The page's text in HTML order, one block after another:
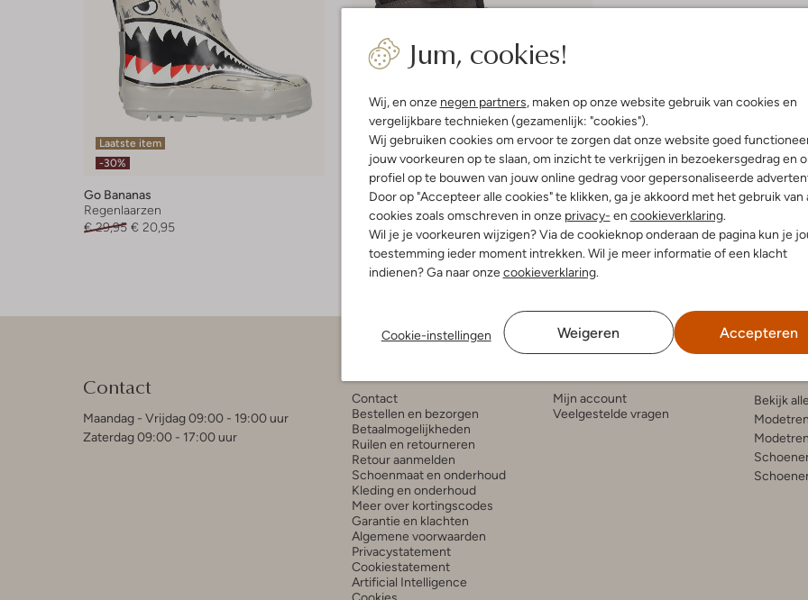
Jum, cookies!
Wij, en onze negen partners, maken op onze website gebruik van cookies en
vergelijkbare technieken (gezamenlijk: "cookies").
Wij gebruiken cookies om ervoor te zorgen dat onze website goed
jouw voorkeuren op te slaan, om inzicht te verkrijgen in bezoekersgedrag en
profiel op te bouwen van jouw online gedrag voor gepersonaliseerde
Door op "Accepteer alle cookies" te klikken, ga je akkoord met het gebruik van
cookies zoals omschreven in onze privacy- en cookieverklaring.
Wil je je voorkeuren wijzigen? Via de cookieknop onderaan de pagina kun je
toestemming ieder moment intrekken. Wil je meer informatie of een klacht
indienen? Ga naar onzecookieverklaring.
Cookie-instellingen Weigeren Accepteren
Laatste item
-30%
Go Bananas
Regenlaarzen
€ 29,95 € 20,95
Laatste item
Bisgaard
Laarzen
€ 119,99
Contact
Maandag - Vrijdag 09:00 - 19:00 uur
Zaterdag 09:00 - 17:00 uur
Contact
Bestellen en bezorgen
Betaalmogelijkheden
Ruilen en retourneren
Retour aanmelden
Schoenmaat en onderhoud
Kleding en onderhoud
Meer over kortingscodes
Garantie en klachten
Algemene voorwaarden
Privacystatement
Cookiestatement
Artificial Intelligence
Mijn account
Veelgestelde vragen
Bekijk